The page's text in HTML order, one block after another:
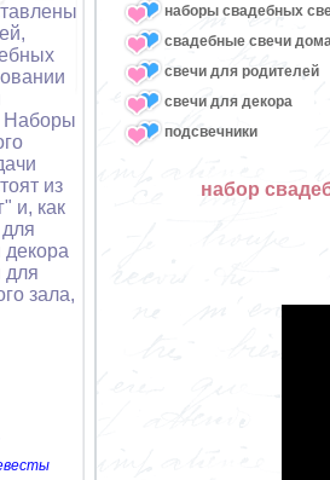
Наборы
из
и, как
декора
для
зала,
наборы свадебных
свадебные свечи
свечи для родителей
свечи для декора
подсвечники
набор